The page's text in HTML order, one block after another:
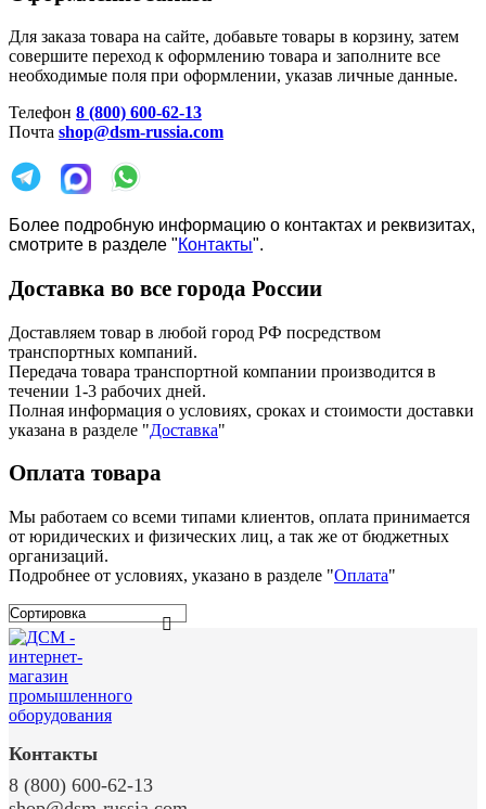
Для заказа товара на сайте, добавьте товары в корзину, затем
совершите переход к оформлению товара и заполните все
необходимые поля при оформлении, указав личные данные.
Телефон 8 (800) 600-62-13
Почта shop@dsm-russia.com
Более подробную информацию о контактах и реквизитах,
смотрите в разделе "Контакты".
Доставка во все города России
Доставляем товар в любой город РФ посредством
транспортных компаний.
Передача товара транспортной компании производится в
течении 1-3 рабочих дней.
Полная информация о условиях, сроках и стоимости доставки
указана в разделе "Доставка"
Оплата товара
Мы работаем со всеми типами клиентов, оплата принимается
от юридических и физических лиц, а так же от бюджетных
организаций.
Подробнее от условиях, указано в разделе "Оплата"
Контакты
8 (800) 600-62-13